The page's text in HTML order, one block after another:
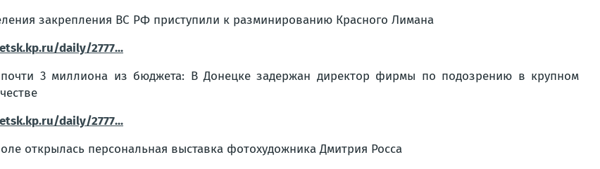
закрепления ВС РФ приступили к разминированию Красного Лимана
daily/2777...
3 миллиона из бюджета: В Донецке задержан директор фирмы по подозрению в крупном
daily/2777...
открылась персональная выставка фотохудожника Дмитрия Росса